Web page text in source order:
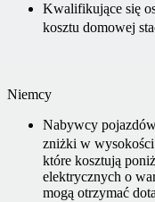
Kwalifikujące się
kosztu domowej
Niemcy
Nabywcy
zniżki w
które kosztują
elektrycznych o
mogą otrzymać